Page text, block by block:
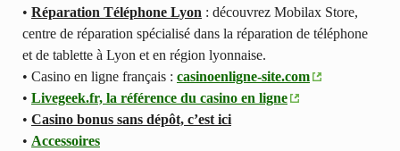
• Réparation Téléphone Lyon : découvrez Mobilax Store,
centre de réparation spécialisé dans la réparation de téléphone
et de tablette à Lyon et en région lyonnaise.
• Casino en ligne français : casinoenligne-site.com
• Livegeek.fr, la référence du casino en ligne
• Casino bonus sans dépôt, c’est ici
• Accessoires